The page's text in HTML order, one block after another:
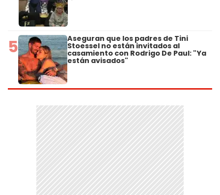
5 Aseguran que los padres de Tini
Stoessel no están invitados al
casamiento con Rodrigo De Paul: "Ya
están avisados"